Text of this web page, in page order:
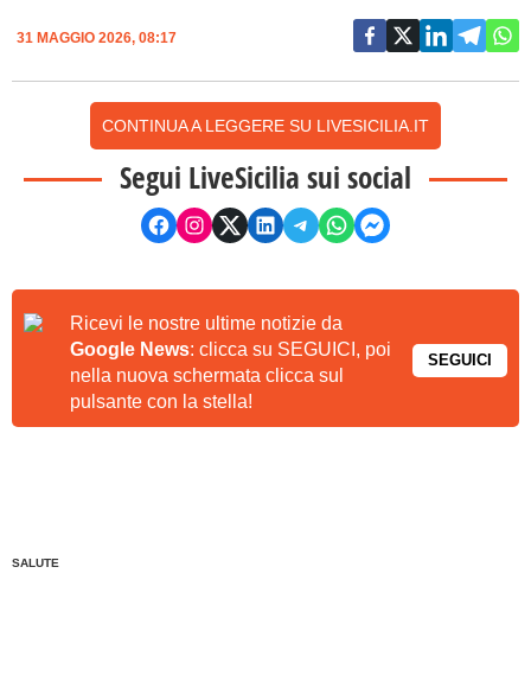
31 MAGGIO 2026, 08:17
CONTINUA A LEGGERE SU LIVESICILIA.IT
Segui LiveSicilia sui social
Ricevi le nostre ultime notizie da
Google News: clicca su SEGUICI, poi
nella nuova schermata clicca sul
pulsante con la stella!
SEGUICI
SALUTE